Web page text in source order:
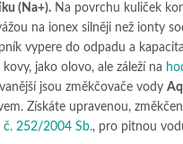
(Na+). Na povrchu kuliček
na ionex silněji než ionty
vypere do odpadu a
jako olovo, ale záleží na
jsou změkčovače vody
Získáte upravenou,
č. 252/2004 Sb., pro pitnou